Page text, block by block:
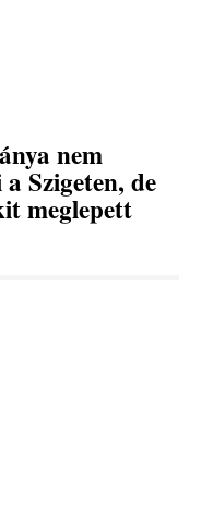
nem
Szigeten, de
meglepett